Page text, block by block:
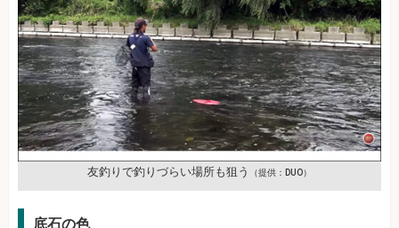
友釣りで釣りづらい場所も狙う （提供：DUO）
底石の色